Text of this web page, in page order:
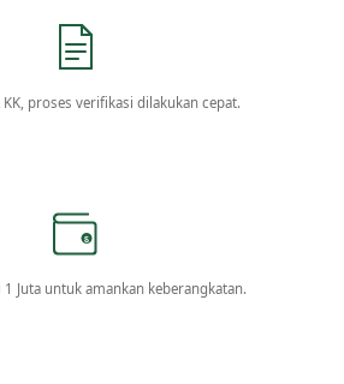
KK, proses verifikasi dilakukan cepat.
$
1 Juta untuk amankan keberangkatan.